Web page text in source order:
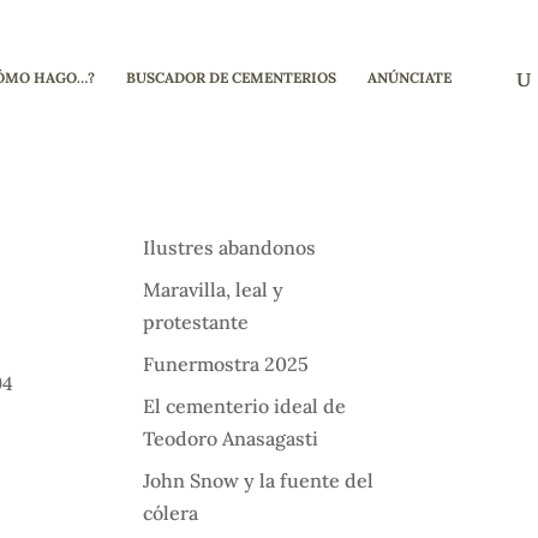
HAGO…? BUSCADOR DE CEMENTERIOS ANÚNCIATE
Ilustres abandonos
Maravilla, leal y
protestante
Funermostra 2025
El cementerio ideal de
Teodoro Anasagasti
John Snow y la fuente del
cólera